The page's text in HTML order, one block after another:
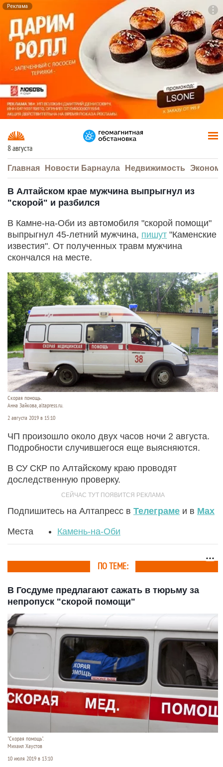
Реклама
8 августа
Главная Новости Барнаула Недвижимость
В Алтайском крае мужчина выпрыгнул из
"скорой" и разбился
В Камне-на-Оби из автомобиля "скорой помощи"
выпрыгнул 45-летний мужчина, пишут "Каменские
известия". От полученных травм мужчина
скончался на месте.
Скорая помощь.
Анна Зайкова, altapress.ru.
2 августа 2019 в 15:10
ЧП произошло около двух часов ночи 2 августа.
Подробности случившегося еще выясняются.
В СУ СКР по Алтайскому краю проводят
доследственную проверку.
Подпишитесь на Алтапресс в Телеграме и в Max
Места Камень-на-Оби
ПО ТЕМЕ:
В Госдуме предлагают сажать в тюрьму за
непропуск "скорой помощи"
"Скорая помощь".
Михаил Хаустов
10 июля 2019 в 13:10